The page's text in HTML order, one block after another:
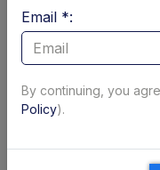
Cilindro di
brandeggio Zepro
ZNU-75-110 (SA)
Code: 11711Z
Email *:
By continuing, you
Policy).